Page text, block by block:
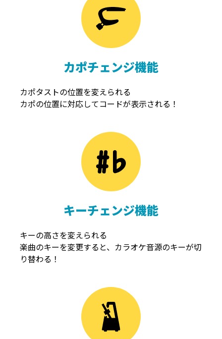
カポチェンジ機能
カポタストの位置を変えられる
カポの位置に対応してコードが表示される！
キーチェンジ機能
キーの高さを変えられる
楽曲のキーを変更すると、カラオケ音源のキーが切
り替わる！